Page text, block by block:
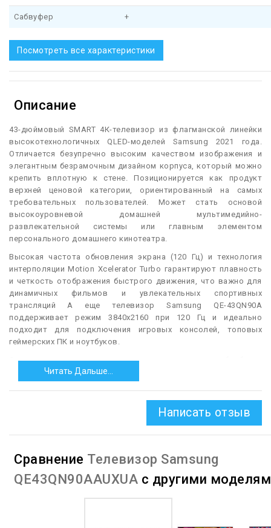
Сабвуфер +
Посмотреть все характеристики
Описание
43-дюймовый SMART 4К-телевизор из флагманской линейки
высокотехнологичных QLED-моделей Samsung 2021 года.
Отличается безупречно высоким качеством изображения и
элегантным безрамочным дизайном корпуса, который можно
крепить вплотную к стене. Позиционируется как продукт
верхней ценовой категории, ориентированный на самых
требовательных пользователей. Может стать основой
высокоуровневой домашней мультимедийно-
развлекательной системы или главным элементом
персонального домашнего кинотеатра.
Высокая частота обновления экрана (120 Гц) и технология
интерполяции Motion Xcelerator Turbo гарантируют плавность
и четкость отображения быстрого движения, что важно для
динамичных фильмов и увлекательных спортивных
трансляций А еще телевизор Samsung QE-43QN90A
поддерживает режим 3840х2160 при 120 Гц и идеально
подходит для подключения игровых консолей, топовых
геймерских ПК и ноутбуков.
Он оснащен инновационным процессором обработки
изображения Neo Quantum 4K и фирменной 10-битная матрица
(8-bit + FRC) с новейшей технологией Neo QLED и оснащена
обеспечивает высочайшую яркость, отличную
детализацию 103 ppi (40 пикс/см). Благодаря полноценной
воспроизводить более 1.000.000 оттенков и может корректно
отображать HDR-видео в форматах HDR10, HDR10+ и HLG.
— Запись телепередач.
Возможность записи телепередач,
просматриваемых на телевизоре. В большинстве случаев
носитель, однако встречаются и другие варианты: при
Читать Дальше...
Написать отзыв
Сравнение Телевизор Samsung
QE43QN90AAUXUA с другими